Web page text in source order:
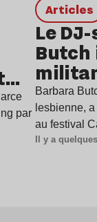
par
Articles
Le
Butch
à
Barbara
lesbienne,
au festival
Il y a